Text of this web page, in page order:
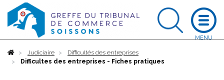
AccueilJudiciaire
Difficultés des entreprises
Difficultes des entreprises - Fiches pratiques